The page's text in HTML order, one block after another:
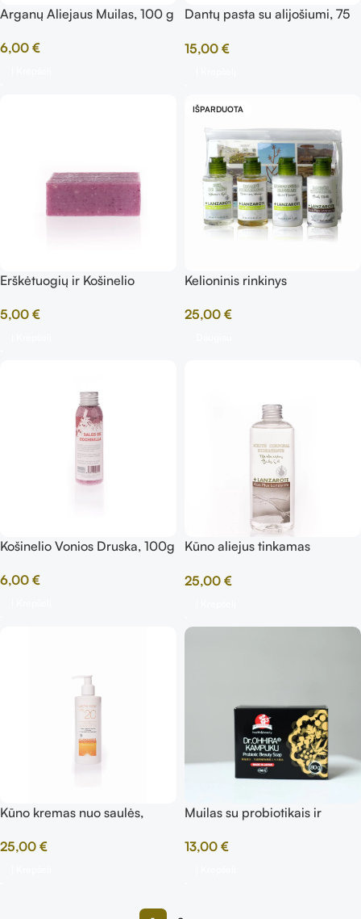
Arganų Aliejaus Muilas, 100 g
6,00 €
Dantų pasta su alijošiumi, 75
15,00 €
Erškėtuogių ir Košinelio
5,00 €
IŠPARDUOTA
Kelioninis rinkinys
25,00 €
Košinelio Vonios Druska, 100g
6,00 €
Kūno aliejus tinkamas
25,00 €
Kūno kremas nuo saulės,
25,00 €
Muilas su probiotikais ir
13,00 €